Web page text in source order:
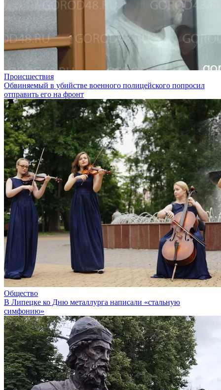
Происшествия
Обвиняемый в убийстве военного полицейского попросил
отправить его на фронт
Общество
В Липецке ко Дню металлурга написали «стальную
симфонию»